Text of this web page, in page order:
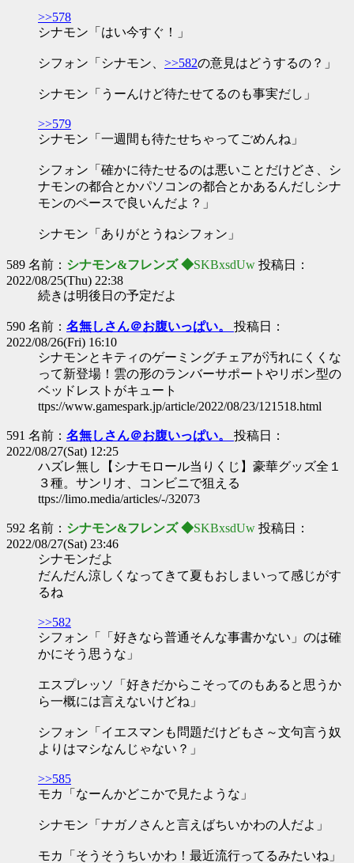
>>578
シナモン「はい今すぐ！」
シフォン「シナモン、 >>582の意見はどうするの？」
シナモン「うーんけど待たせてるのも事実だし」
>>579
シナモン「一週間も待たせちゃってごめんね」
シフォン「確かに待たせるのは悪いことだけどさ、シ
ナモンの都合とかパソコンの都合とかあるんだしシナ
モンのペースで良いんだよ？」
シナモン「ありがとうねシフォン」
589 名前： シナモン&フレンズ ◆SKBxsdUw 投稿日：
2022/08/25(Thu) 22:38
続きは明後日の予定だよ
590 名前： 名無しさん＠お腹いっぱい。 投稿日：
2022/08/26(Fri) 16:10
シナモンとキティのゲーミングチェアが汚れにくくな
って新登場！雲の形のランバーサポートやリボン型の
ベッドレストがキュート
ttps://www.gamespark.jp/article/2022/08/23/121518.html
591 名前： 名無しさん＠お腹いっぱい。 投稿日：
2022/08/27(Sat) 12:25
ハズレ無し【シナモロール当りくじ】豪華グッズ全１
３種。サンリオ、コンビニで狙える
ttps://limo.media/articles/-/32073
592 名前： シナモン&フレンズ ◆SKBxsdUw 投稿日：
2022/08/27(Sat) 23:46
シナモンだよ
だんだん涼しくなってきて夏もおしまいって感じがす
るね
>>582
シフォン「「好きなら普通そんな事書かない」のは確
かにそう思うな」
エスプレッソ「好きだからこそってのもあると思うか
ら一概には言えないけどね」
シフォン「イエスマンも問題だけどもさ～文句言う奴
よりはマシなんじゃない？」
>>585
モカ「なーんかどこかで見たような」
シナモン「ナガノさんと言えばちいかわの人だよ」
モカ「そうそうちいかわ！最近流行ってるみたいね」